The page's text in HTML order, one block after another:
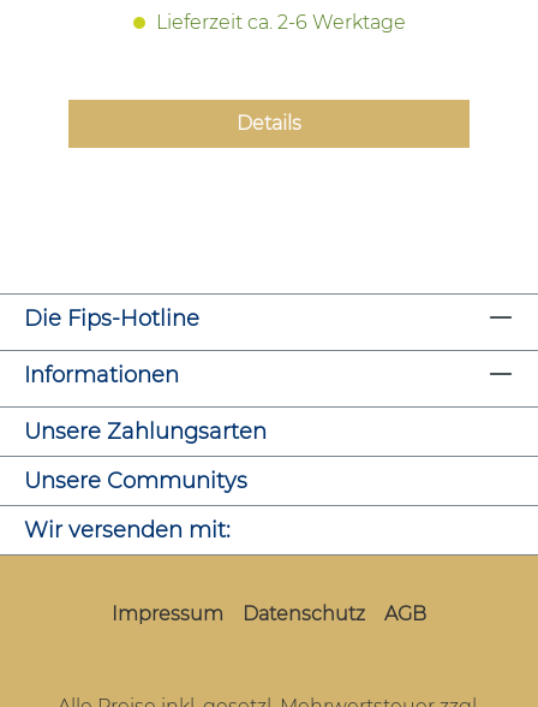
Lieferzeit ca. 2-6 Werktage
Details
Die Fips-Hotline
Informationen
Unsere Zahlungsarten
Unsere Communitys
Wir versenden mit:
Impressum Datenschutz AGB